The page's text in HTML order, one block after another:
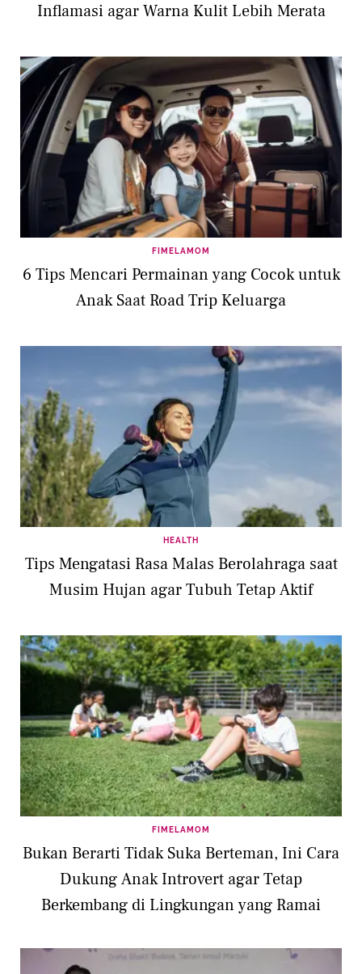
Inflamasi agar Warna Kulit Lebih Merata
FIMELAMOM
6 Tips Mencari Permainan yang Cocok untuk
Anak Saat Road Trip Keluarga
HEALTH
Tips Mengatasi Rasa Malas Berolahraga saat
Musim Hujan agar Tubuh Tetap Aktif
FIMELAMOM
Bukan Berarti Tidak Suka Berteman, Ini Cara
Dukung Anak Introvert agar Tetap
Berkembang di Lingkungan yang Ramai